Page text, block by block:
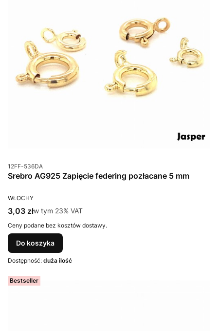
Kod produktu
12FF-536DA
Srebro AG925 Zapięcie federing pozłacane 5 mm
PRODUCENT
WŁOCHY
Cena brutto
3,03 złw tym %s VAT
w tym 23% VAT
Ceny podane bez kosztów dostawy.
Do koszyka
Dostępność: duża ilość
Bestseller